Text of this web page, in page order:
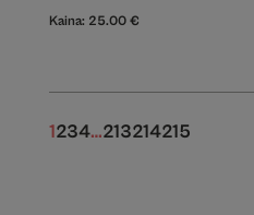
Kaina: 25.00 €
1234…213214215